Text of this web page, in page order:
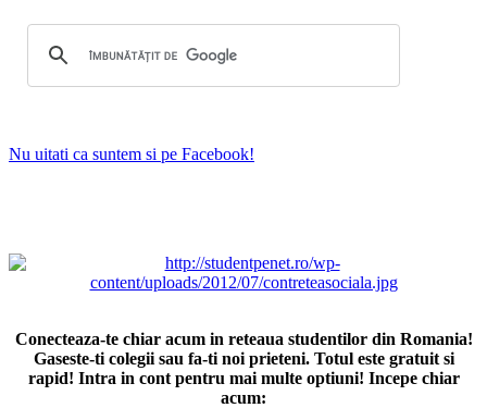
Nu uitati ca suntem si pe Facebook!
Conecteaza-te chiar acum in reteaua studentilor din Romania!
Gaseste-ti colegii sau fa-ti noi prieteni. Totul este gratuit si
rapid! Intra in cont pentru mai multe optiuni! Incepe chiar
acum: